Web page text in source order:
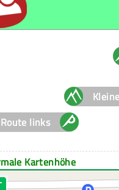
links
Kartenhöhe